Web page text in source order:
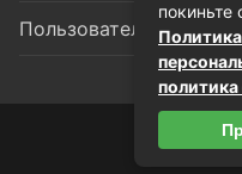
Пользовательское
© 2026
покиньте